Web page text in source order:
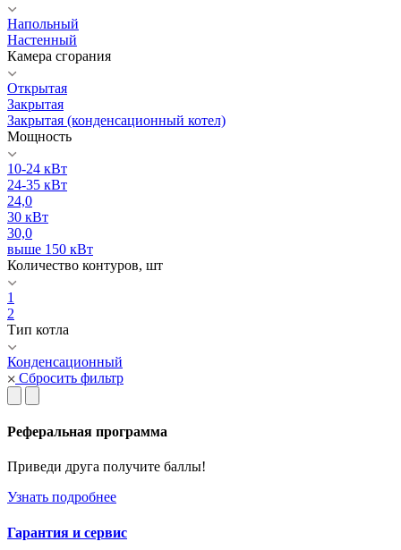
Напольный
Настенный
Камера сгорания
Открытая
Закрытая
Закрытая (конденсационный котел)
Мощность
10-24 кВт
24-35 кВт
24,0
30 кВт
30,0
выше 150 кВт
Количество контуров, шт
1
2
Тип котла
Конденсационный
Сбросить фильтр
Реферальная программа
Приведи друга получите баллы!
Узнать подробнее
Гарантия и сервис